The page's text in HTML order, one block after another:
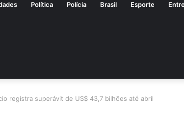
Política Polícia Brasil Esporte
registra superávit de US$ 43,7 bilhões até abril